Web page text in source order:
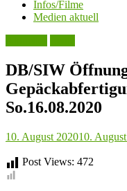
Infos/Filme
Medien aktuell
DB/SIW
So.16.08.2020
10. August 202010.
Post Views: 472